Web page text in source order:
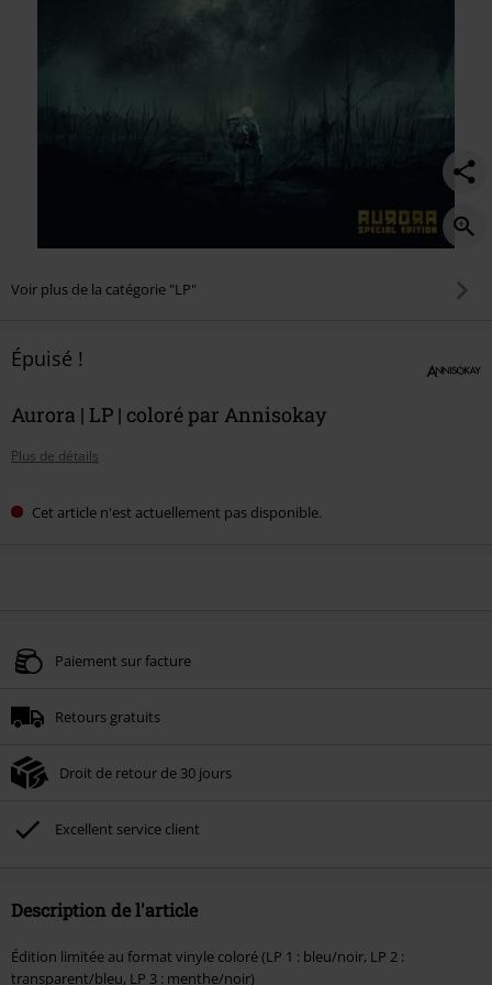
Voir plus de la catégorie "LP"
Épuisé !
Aurora | LP | coloré par Annisokay
Plus de détails
Cet article n'est actuellement pas disponible.
Paiement sur facture
Retours gratuits
Droit de retour de 30 jours
Excellent service client
Description de l'article
Édition limitée au format vinyle coloré (LP 1 : bleu/noir, LP 2 :
transparent/bleu, LP 3 : menthe/noir)